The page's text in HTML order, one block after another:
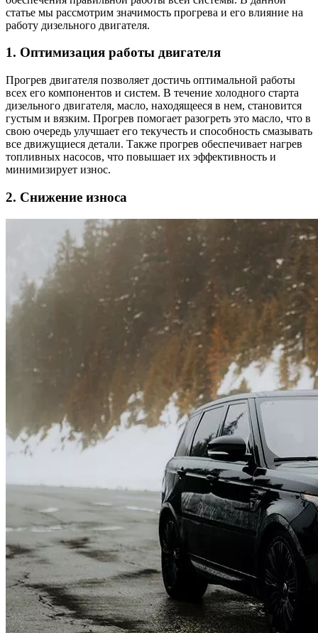
статье мы рассмотрим значимость прогрева и его влияние на
работу дизельного двигателя.
1. Оптимизация работы двигателя
Прогрев двигателя позволяет достичь оптимальной работы
всех его компонентов и систем. В течение холодного старта
дизельного двигателя, масло, находящееся в нем, становится
густым и вязким. Прогрев помогает разогреть это масло, что в
свою очередь улучшает его текучесть и способность смазывать
все движущиеся детали. Также прогрев обеспечивает нагрев
топливных насосов, что повышает их эффективность и
минимизирует износ.
2. Снижение износа